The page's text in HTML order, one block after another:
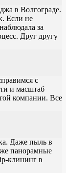
в Волгограде.
Если не
за
Друг другу
с
и масштаб
компании. Все
Даже пыль в
панорамные
клининг в